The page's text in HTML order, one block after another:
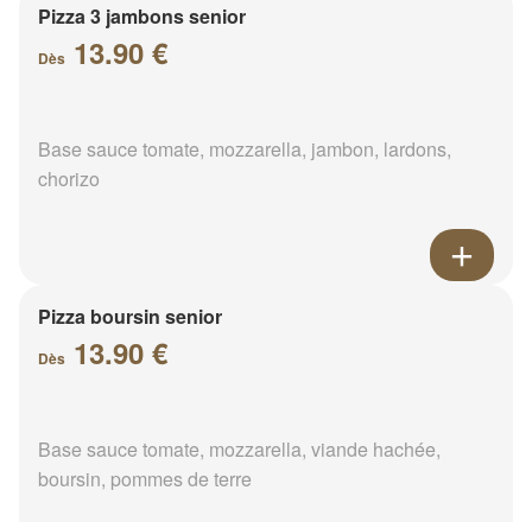
Pizza 3 jambons senior
Dès 13.90 €
Base sauce tomate, mozzarella, jambon, lardons,
chorizo
Pizza boursin senior
Dès 13.90 €
Base sauce tomate, mozzarella, viande hachée,
boursin, pommes de terre